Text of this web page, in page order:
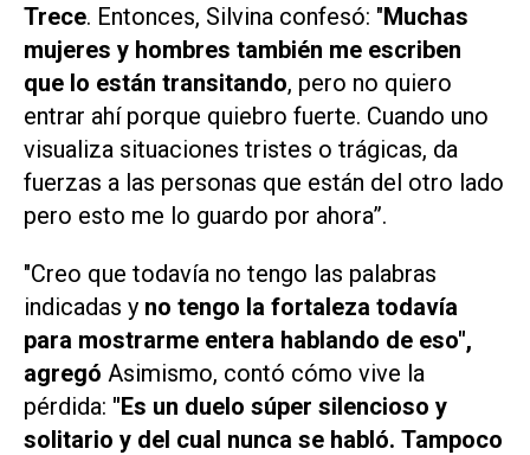
Trece. Entonces, Silvina confesó: "Muchas
mujeres y hombres también me escriben
que lo están transitando, pero no quiero
entrar ahí porque quiebro fuerte. Cuando uno
visualiza situaciones tristes o trágicas, da
fuerzas a las personas que están del otro lado
pero esto me lo guardo por ahora”.
"Creo que todavía no tengo las palabras
indicadas y no tengo la fortaleza todavía
para mostrarme entera hablando de eso",
agregó Asimismo, contó cómo vive la
pérdida: "Es un duelo súper silencioso y
solitario y del cual nunca se habló. Tampoco